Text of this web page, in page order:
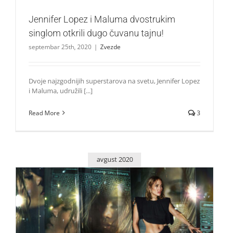
Jennifer Lopez i Maluma dvostrukim
singlom otkrili dugo čuvanu tajnu!
septembar 25th, 2020 | Zvezde
Dvoje najzgodnijih superstarova na svetu, Jennifer Lopez
i Maluma, udružili [...]
Read More 3
avgust 2020
Jennifer Lopez uskoro predstavlja beauty brend „JLo